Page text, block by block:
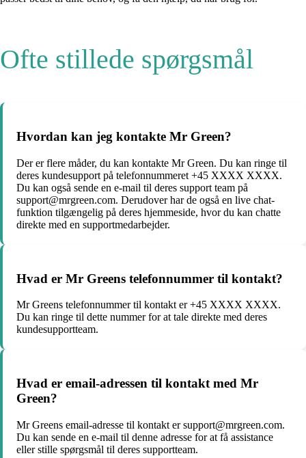
Ofte stillede spørgsmål
Hvordan kan jeg kontakte Mr Green?
Der er flere måder, du kan kontakte Mr Green. Du kan ringe til
deres kundesupport på telefonnummeret +45 XXXX XXXX.
Du kan også sende en e-mail til deres support team på
support@mrgreen.com. Derudover har de også en live chat-
funktion tilgængelig på deres hjemmeside, hvor du kan chatte
direkte med en supportmedarbejder.
Hvad er Mr Greens telefonnummer til kontakt?
Mr Greens telefonnummer til kontakt er +45 XXXX XXXX.
Du kan ringe til dette nummer for at tale direkte med deres
kundesupportteam.
Hvad er email-adressen til kontakt med Mr
Green?
Mr Greens email-adresse til kontakt er support@mrgreen.com.
Du kan sende en e-mail til denne adresse for at få assistance
eller stille spørgsmål til deres supportteam.